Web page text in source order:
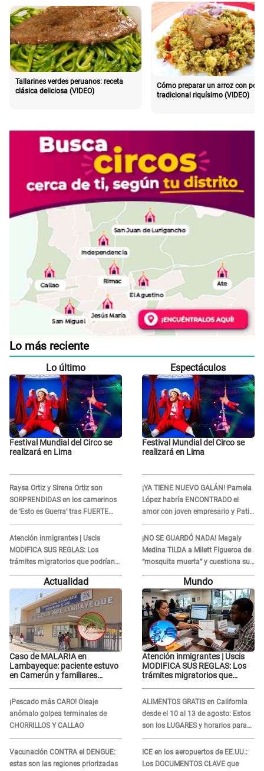
Tallarines verdes peruanos: receta
clásica deliciosa (VIDEO)
Cómo preparar un arroz con pollo
tradicional riquísimo (VIDEO)
Lo más reciente
Lo último
Festival Mundial del Circo se
realizará en Lima
Raysa Ortiz y Sirena Ortiz son
SORPRENDIDAS en los camerinos
de ‘Esto es Guerra’ tras FUERTE
ENFRENTAMIENTO con Gabriel
Moisés: “Gracias”
Atención inmigrantes | Uscis
MODIFICA SUS REGLAS: Los
trámites migratorios que podrían
necesitar tu prueba de ADN
Espectáculos
Festival Mundial del Circo se
realizará en Lima
¡YA TIENE NUEVO GALÁN! Pamela
López habría ENCONTRADO el
amor con joven empresario y Pati
Lorena la ECHA en VIVO
¡NO SE GUARDÓ NADA! Magaly
Medina TILDA a Milett Figueroa de
“mosquita muerta” y cuestiona su
RECONCILIACIÓN con Marcelo
Tinelli en TV argentina
Actualidad
Caso de MALARIA en
Lambayeque: paciente estuvo
en Camerún y familiares
¡Pescado más CARO! Oleaje
anómalo golpea terminales de
CHORRILLOS Y CALLAO
Vacunación CONTRA el DENGUE:
estas son las regiones priorizadas
Mundo
Atención inmigrantes | Uscis
MODIFICA SUS REGLAS: Los
trámites migratorios que
ALIMENTOS GRATIS en California
desde el 10 al 13 de agosto: Estos
son los LUGARES y horarios para
recibir la ayuda
ICE en los aeropuertos de EE.UU.:
Los DOCUMENTOS CLAVE que